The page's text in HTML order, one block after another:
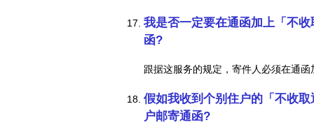
我是否一定要在通函加上「不
函?
跟据这服务的规定，寄件人必须在通
假如我收到个别住户的「不收
户邮寄通函?